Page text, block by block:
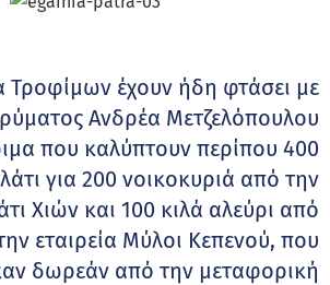
Τροφίμων έχουν ήδη φτάσει με
Ανδρέα Μετζελόπουλου
που καλύπτουν περίπου 400
για 200 νοικοκυριά από την
Χιών και 100 κιλά αλεύρι από
εταιρεία Μύλοι Κεπενού, που
δωρεάν από την μεταφορική